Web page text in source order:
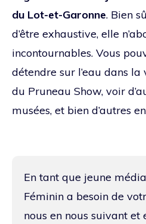
du Lot-et-Garonne. Bien
d’être exhaustive, elle
incontournables. Vous
détendre sur l’eau dans
du Pruneau Show, voir
musées, et bien d’autres
En tant que jeune
Féminin a besoin de
nous en nous suivant et